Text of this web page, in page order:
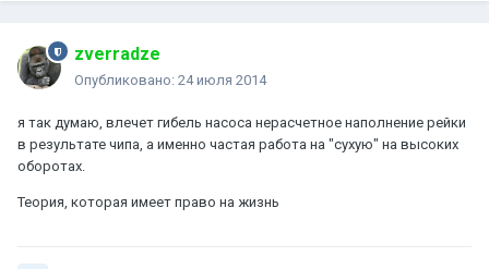
zverradze
Опубликовано: 24 июля 2014
я так думаю, влечет гибель насоса нерасчетное наполнение рейки
в результате чипа, а именно частая работа на "сухую" на высоких
оборотах.
Теория, которая имеет право на жизнь